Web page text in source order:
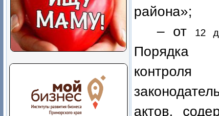
района»;
– от
12
Порядка
актов,